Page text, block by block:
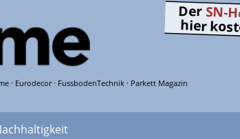
· Eurodecor · FussbodenTechnik · Parkett Magazin
Der SN-
hier